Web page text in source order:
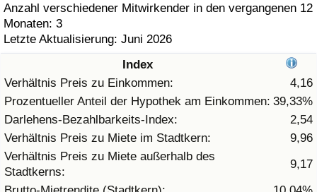
Anzahl verschiedener Mitwirkender in den vergangenen 12
Monaten: 3
Letzte Aktualisierung: Juni 2026
Index
Verhältnis Preis zu Einkommen:
4,16
Prozentueller Anteil der Hypothek am Einkommen: 39,33%
Darlehens-Bezahlbarkeits-Index:
2,54
Verhältnis Preis zu Miete im Stadtkern:
9,96
Verhältnis Preis zu Miete außerhalb des
Stadtkerns:
9,17
Gesundheitsversorgungs-Index nach Land
Umweltverschmutzung
Umweltverschmutzungs-Index (aktuell)
Verschmutzungsindex
Umweltverschmutzungs-Index nach Land
Verkehr